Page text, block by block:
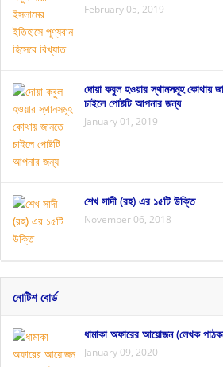
February 05, 2019
দোয়া কবুল হওয়ার স্থানসমূহ কোথায়
চাইলে পোষ্টটি আপনার জন্য
January 01, 2019
শেখ সাদী (রহ) এর ১৫টি উক্তি
November 06, 2018
নোটিশ বোর্ড
ধামাকা অফারের আয়োজন (লেখক
January 09, 2020